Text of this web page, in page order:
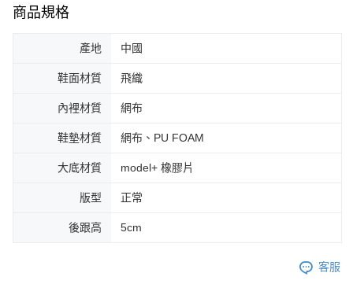
商品規格
產地 中國
鞋面材質 飛織
內裡材質 網布
鞋墊材質 網布、PU FOAM
大底材質 model+ 橡膠片
版型 正常
後跟高 5cm
客服